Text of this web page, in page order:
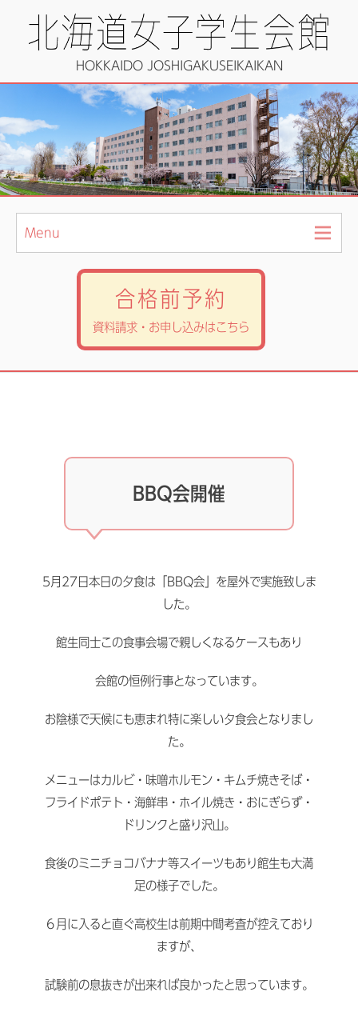
HOKKAIDO JOSHIGAKUSEIKAIKAN
Menu
合格前予約
資料請求・お申し込みはこちら
BBQ会開催
5月27日本日の夕食は「BBQ会」を屋外で実施致しま
した。
館生同士この食事会場で親しくなるケースもあり
会館の恒例行事となっています。
お陰様で天候にも恵まれ特に楽しい夕食会となりまし
た。
メニューはカルビ・味噌ホルモン・キムチ焼きそば・
フライドポテト・海鮮串・ホイル焼き・おにぎらず・
ドリンクと盛り沢山。
食後のミニチョコバナナ等スイーツもあり館生も大満
足の様子でした。
６月に入ると直ぐ高校生は前期中間考査が控えており
ますが、
試験前の息抜きが出来れば良かったと思っています。